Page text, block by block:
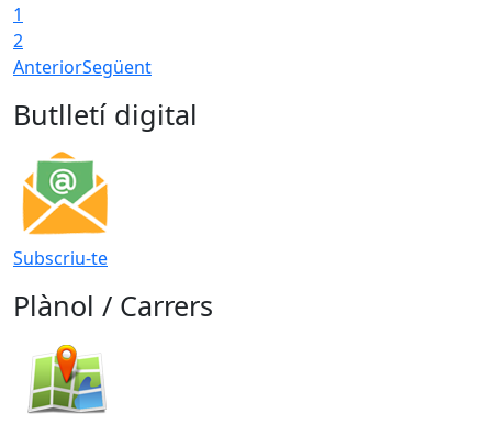
1
2
AnteriorSegüent
Butlletí digital
Subscriu-te
Plànol / Carrers